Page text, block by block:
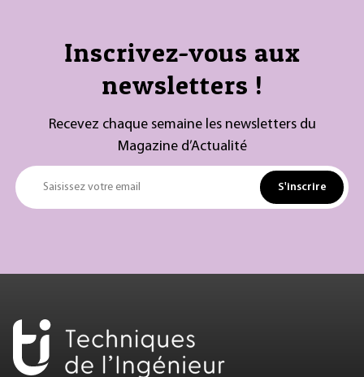
Inscrivez-vous aux
newsletters !
Recevez chaque semaine les newsletters du
Magazine d’Actualité
Saisissez votre email S'inscrire